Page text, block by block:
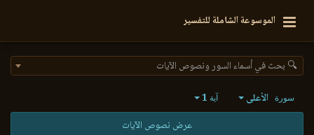
الموسوعة الشاملة للتفسير
🔍 بحث في أسماء السور ونصوص الآيات
سورة الأعلى آية 1
عرض نصوص الآيات